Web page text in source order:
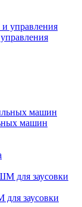
машин
заусовки